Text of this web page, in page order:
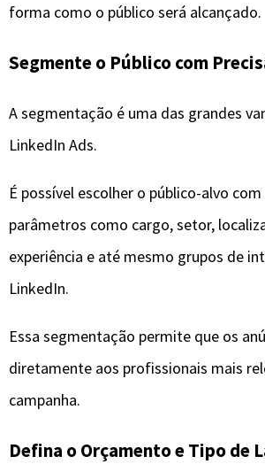
forma como o público será alcançado.
Segmente o Público com
A segmentação é uma das grandes
LinkedIn Ads.
É possível escolher o público-alvo com
parâmetros como cargo, setor,
experiência e até mesmo grupos de
LinkedIn.
Essa segmentação permite que os
diretamente aos profissionais mais
campanha.
Defina o Orçamento e Tipo de